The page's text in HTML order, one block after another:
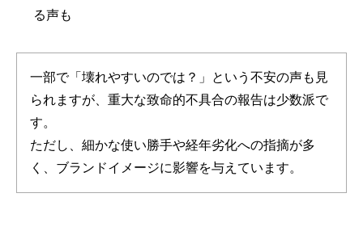
る声も
一部で「壊れやすいのでは？」という不安の声も見
られますが、重大な致命的不具合の報告は少数派で
す。
ただし、細かな使い勝手や経年劣化への指摘が多
く、ブランドイメージに影響を与えています。